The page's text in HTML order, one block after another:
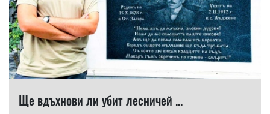
Ще вдъхнови ли убит лесничей ...